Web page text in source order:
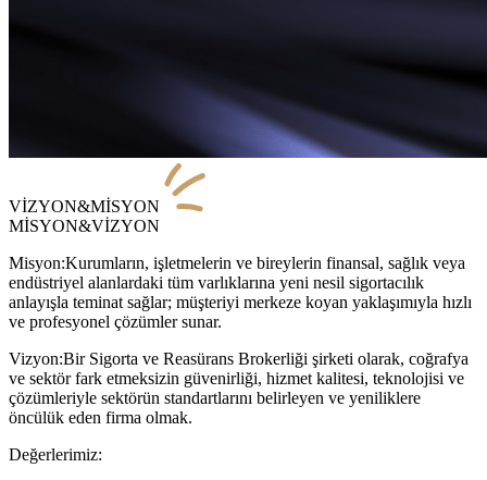
VİZYON&MİSYON
MİSYON&VİZYON
Misyon:Kurumların, işletmelerin ve bireylerin finansal, sağlık veya
endüstriyel alanlardaki tüm varlıklarına yeni nesil sigortacılık
anlayışla teminat sağlar; müşteriyi merkeze koyan yaklaşımıyla hızlı
ve profesyonel çözümler sunar.
Vizyon:Bir Sigorta ve Reasürans Brokerliği şirketi olarak, coğrafya
ve sektör fark etmeksizin güvenirliği, hizmet kalitesi, teknolojisi ve
çözümleriyle sektörün standartlarını belirleyen ve yeniliklere
öncülük eden firma olmak.
Değerlerimiz: